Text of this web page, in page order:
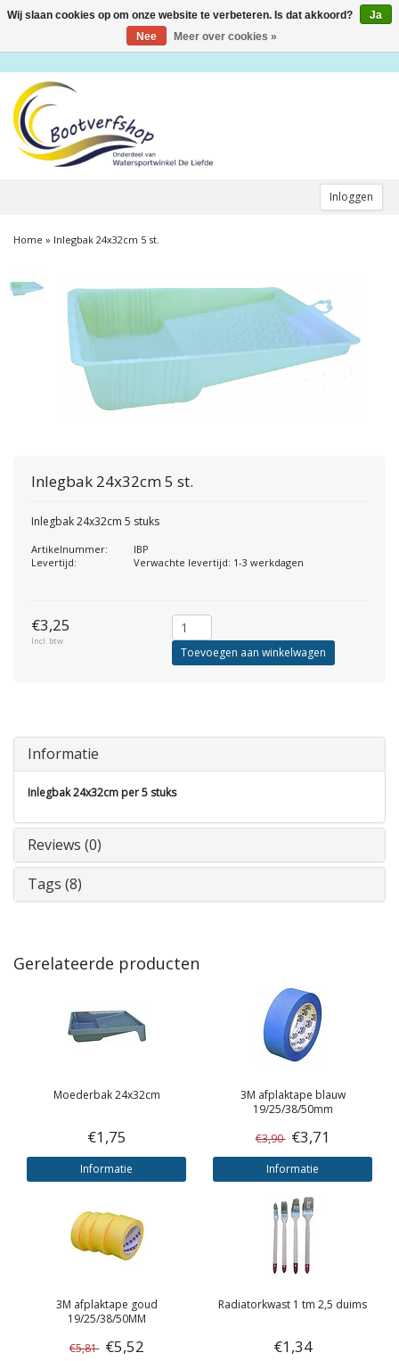
Inloggen
Toggle
Home » Inlegbak 24x32cm 5 st.
Inlegbak 24x32cm 5 st.
Inlegbak 24x32cm 5 stuks
Artikelnummer:
IBP
Levertijd:
Verwachte levertijd: 1-3 werkdagen
€3,25
Incl. btw
Toevoegen aan winkelwagen
Informatie
Inlegbak 24x32cm per 5 stuks
Reviews (0)
Tags (8)
Gerelateerde producten
Moederbak 24x32cm
€1,75
Informatie
3M afplaktape blauw
19/25/38/50mm
€3,90 €3,71
Informatie
3M afplaktape goud
19/25/38/50MM
€5,81 €5,52
Radiatorkwast 1 tm 2,5 duims
€1,34
Wij slaan cookies op om onze website te verbeteren. Is dat akkoord?
Ja
Nee
Meer over cookies »